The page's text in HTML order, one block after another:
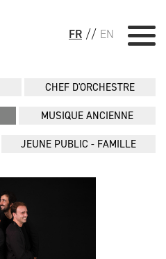
FR // EN
CHEF D'ORCHESTRE
MUSIQUE ANCIENNE
JEUNE PUBLIC - FAMILLE